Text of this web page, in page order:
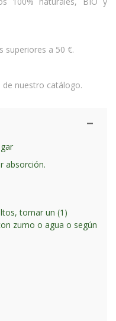
superiores a 50 €.
de nuestro catálogo.
absorción.
tomar un (1)
zumo o agua o según